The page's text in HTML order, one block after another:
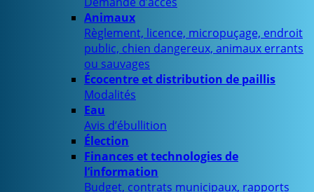
Animaux
Règlement, licence, micropuçage, endroit
public, chien dangereux, animaux errants
ou sauvages
Écocentre et distribution de paillis
Modalités
Eau
Avis d’ébullition
Élection
Finances et technologies de
l’information
Budget, contrats municipaux, rapports